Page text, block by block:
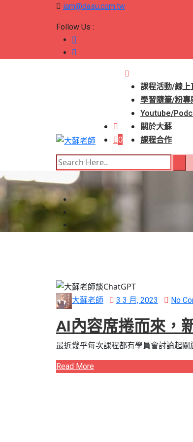
iam@dasu.com.tw
Follow Us :
0
課程活動/線上
學習隨筆/粉專
Youtube/
關於大蘇
課程合作
大蘇老師
Posted
3 3 月, 2023 No
AI內容席捲而來，
最近幾乎每次課程都有學員會討論起
Read More